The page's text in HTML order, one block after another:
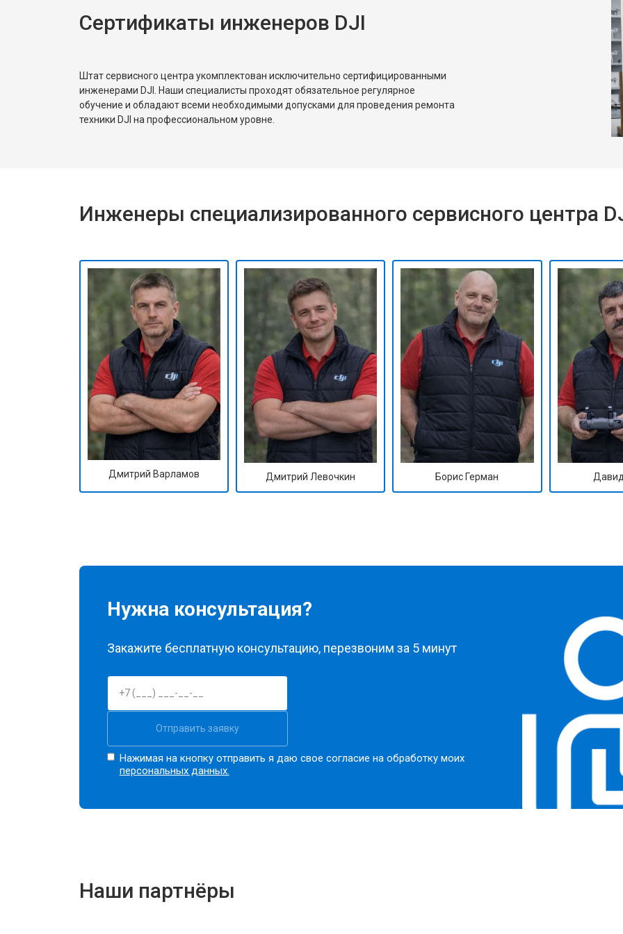
Сертификаты инженеров DJI
Штат сервисного центра укомплектован исключительно сертифицированными
инженерами DJI. Наши специалисты проходят обязательное регулярное
обучение и обладают всеми необходимыми допусками для проведения ремонта
техники DJI на профессиональном уровне.
Инженеры специализированного сервисного центра
Дмитрий Варламов Дмитрий Левочкин Борис Герман
Нужна консультация?
Закажите бесплатную консультацию, перезвоним за 5 минут
Отправить заявку
Нажимая на кнопку отправить я даю свое согласие на обработку моих
персональных данных.
Наши партнёры